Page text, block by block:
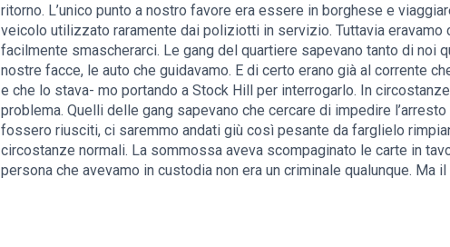
ritorno. L’unico punto a nostro favore era essere in borghese e
veicolo utilizzato raramente dai poliziotti in servizio. Tuttavia eravamo
facilmente smascherarci. Le gang del quartiere sapevano tanto di noi
nostre facce, le auto che guidavamo. E di certo erano già al corrente
e che lo stava- mo portando a Stock Hill per interrogarlo. In
problema. Quelli delle gang sapevano che cercare di impedire
fossero riusciti, ci saremmo andati giù così pesante da farglielo
circostanze normali. La sommossa aveva scompaginato le carte in
persona che avevamo in custodia non era un criminale qualunque. Ma